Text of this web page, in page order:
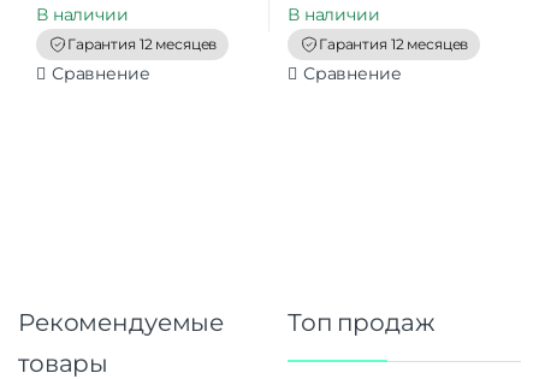
t
o
f
5
В наличии
Гарантия 12 месяцев
Сравнение
t
o
f
5
В наличии
Гарантия 12 месяцев
Сравнение
Рекомендуемые
товары
Топ продаж